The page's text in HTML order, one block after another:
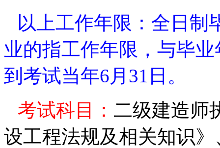
以上工作年限：全日制
业的指工作年限，与毕
到考试当年6月 31 日。
考试科目： 二级建造师
设工程法规及相关知识